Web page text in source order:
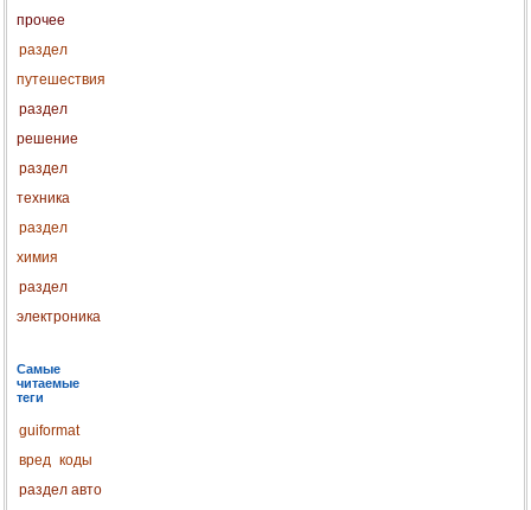
прочее
раздел
путешествия
раздел
решение
раздел
техника
раздел
химия
раздел
электроника
Самые
читаемые
теги
guiformat
вред коды
раздел авто